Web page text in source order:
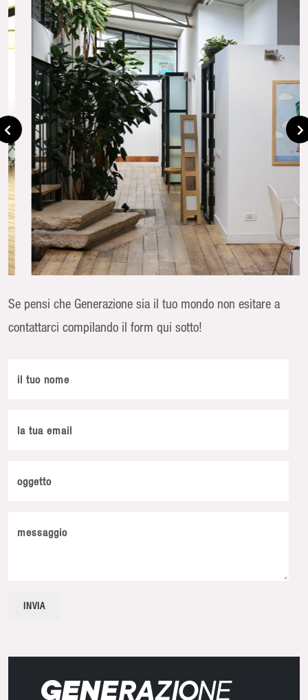
Se pensi che Generazione sia il tuo mondo non esitare a
contattarci compilando il form qui sotto!
il tuo nome
la tua email
oggetto
messaggio